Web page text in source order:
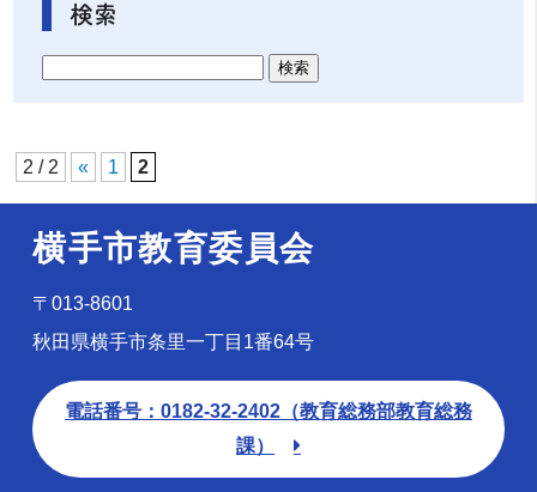
検索
2 / 2 « 1 2
横手市教育委員会
〒013-8601
秋田県横手市条里一丁目1番64号
電話番号：0182-32-2402（教育総務部教育総務
課）